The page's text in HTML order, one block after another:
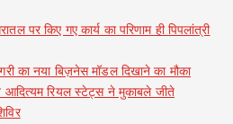
पर किए गए कार्य का परिणाम ही पिपलांत्री
का नया बिज़नेस मॉडल दिखाने का मौका
आदित्यम रियल स्टेट्स ने मुकाबले जीते